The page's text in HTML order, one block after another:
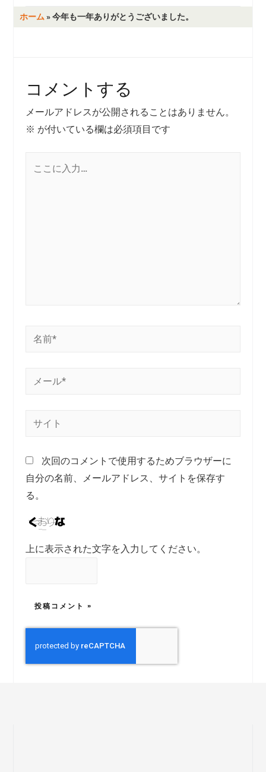
ホーム »今年も一年ありがとうございました。
コメントする
メールアドレスが公開されることはありません。
※ が付いている欄は必須項目です
次回のコメントで使用するためブラウザーに
自分の名前、メールアドレス、サイトを保存す
る。
上に表示された文字を入力してください。